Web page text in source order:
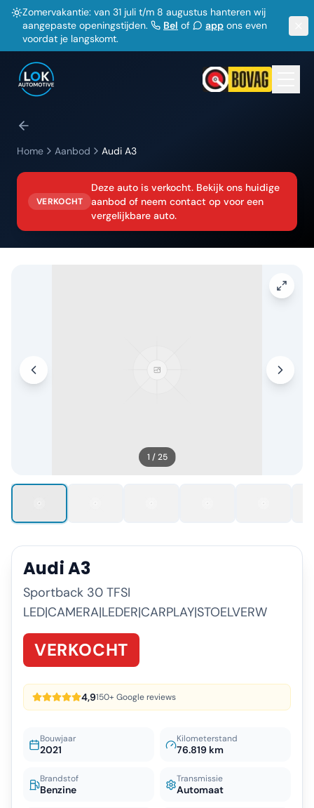
Zomervakantie: van 31 juli t/m 8 augustus hanteren wij
aangepaste openingstijden.
Bel of app ons even
voordat je langskomt.
Home Aanbod Audi A3
VERKOCHT
Deze auto is verkocht. Bekijk ons huidige
aanbod of neem contact op voor een
vergelijkbare auto.
1 /25
AudiA3
Sportback 30 TFSI
LED|CAMERA|LEDER|CARPLAY|STOELVERW
VERKOCHT
4,9150+ Google reviews
Bouwjaar
2021
Kilometerstand
76.819 km
Brandstof
Benzine
Transmissie
Automaat